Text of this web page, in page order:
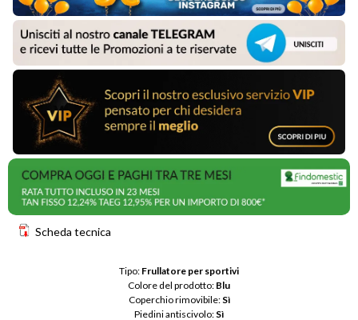
Scheda tecnica
Tipo: Frullatore per sportivi
Colore del prodotto: Blu
Coperchio rimovibile: Sì
Piedini antiscivolo: Sì